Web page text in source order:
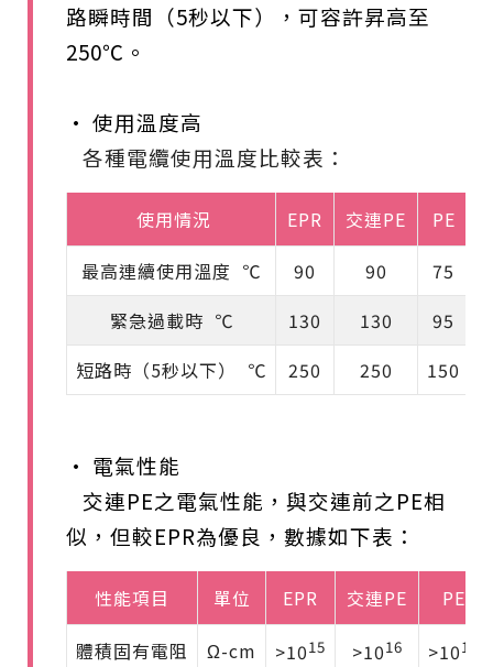
路瞬時間（5秒以下），可容許昇高至
250℃。
• 使用溫度高
各種電纜使用溫度比較表：
使用情況 EPR 交連PE PE
最高連續使用溫度 ℃
90 90 75
緊急過載時 ℃
130 130 95
短路時（5秒以下） ℃
250 250 150
• 電氣性能
交連PE之電氣性能，與交連前之PE相
似，但較EPR為優良，數據如下表：
性能項目 單位 EPR 交連PE
PE
體積固有電阻
Ω-cm >1015 >1016 >1016